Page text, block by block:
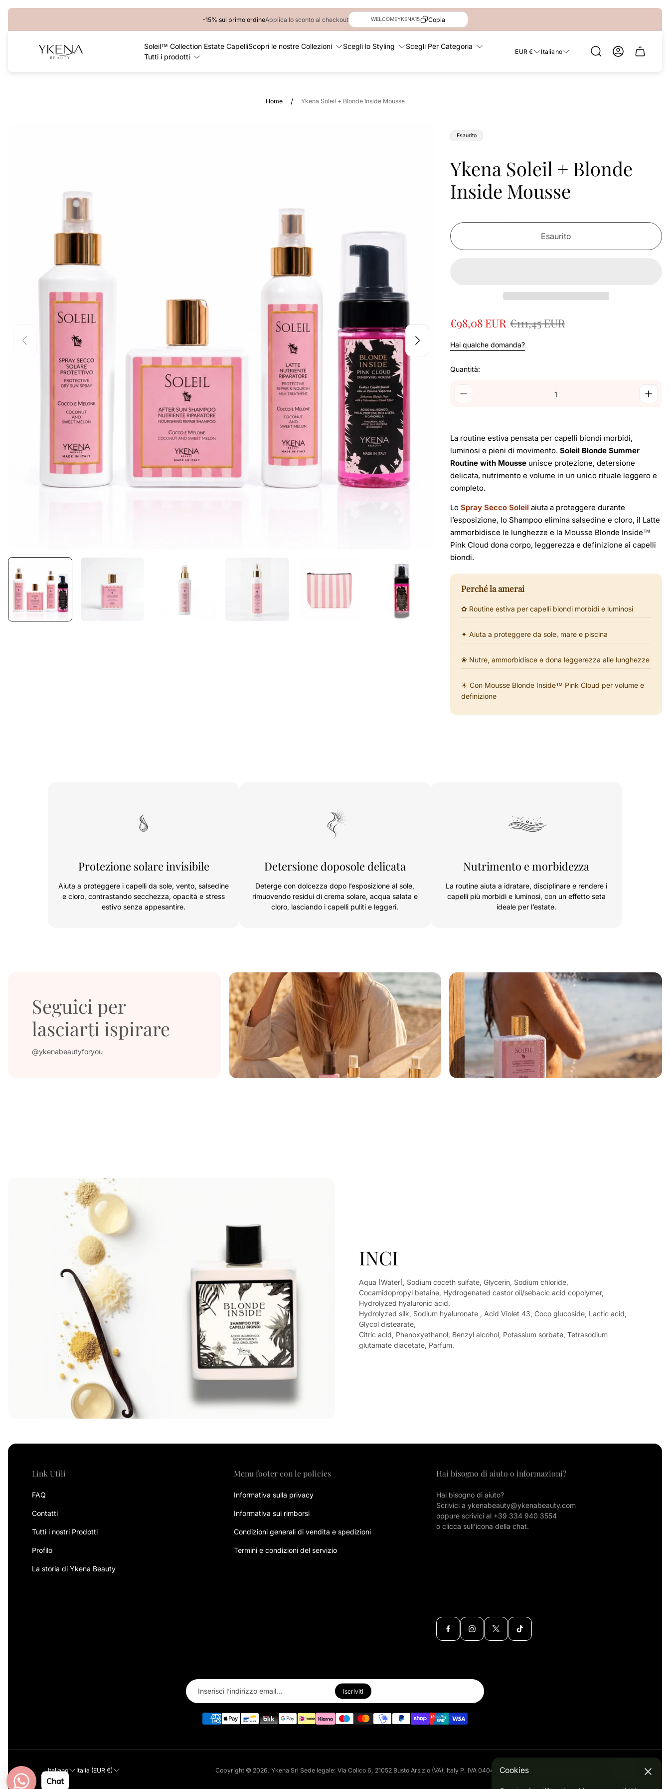
-15% sul primo ordineApplica lo sconto al checkout WELCOMEYKENA15 Copia
Logo
negozio"
Soleil™ Collection Estate CapelliScopri le nostre Collezioni Scegli lo Styling
Scegli Per Categoria
Tutti i prodotti
EUR € Italiano
Cassetto
Cookies
Home / Ykena Soleil + Blonde Inside Mousse
Etichetta
Esaurito
Ykena Soleil + Blonde
Inside Mousse
Esaurito
P
e
z
e
n
d
i
t
€98,08 EUR P
e
m
a
l
e
€111,45 EUR
Hai qualche domanda?
Quantità:
La routine estiva pensata per capelli biondi morbidi,
luminosi e pieni di movimento. Soleil Blonde Summer
Routine with Mousseunisce protezione, detersione
delicata, nutrimento e volume in un unico rituale leggero e
completo.
Lo Spray Secco Soleilaiuta a proteggere durante
l’esposizione, lo Shampoo elimina salsedine e cloro, il Latte
ammorbidisce le lunghezze e la Mousse Blonde Inside™
Pink Cloud dona corpo, leggerezza e definizione ai capelli
biondi.
Perché la amerai
✿ Routine estiva per capelli biondi morbidi e luminosi
✦ Aiuta a proteggere da sole, mare e piscina
❀ Nutre, ammorbidisce e dona leggerezza alle lunghezze
☀ Con Mousse Blonde Inside™ Pink Cloud per volume e
definizione
Protezione solare invisibile
Aiuta a proteggere i capelli da sole, vento, salsedine
e cloro, contrastando secchezza, opacità e stress
estivo senza appesantire.
Detersione doposole delicata
Deterge con dolcezza dopo l’esposizione al sole,
rimuovendo residui di crema solare, acqua salata e
cloro, lasciando i capelli puliti e leggeri.
Nutrimento e morbidezza
La routine aiuta a idratare, disciplinare e rendere i
capelli più morbidi e luminosi, con un effetto seta
ideale per l’estate.
Seguici per
lasciarti ispirare
@ykenabeautyforyou
INCI
Aqua [Water], Sodium coceth sulfate, Glycerin, Sodium chloride,
Cocamidopropyl betaine, Hydrogenated castor oil/sebacic acid copolymer,
Hydrolyzed hyaluronic acid,
Hydrolyzed silk, Sodium hyaluronate , Acid Violet 43, Coco glucoside, Lactic acid,
Glycol distearate,
Citric acid, Phenoxyethanol, Benzyl alcohol, Potassium sorbate, Tetrasodium
glutamate diacetate, Parfum.
Link Utili
FAQ
Contatti
Tutti i nostri Prodotti
Profilo
La storia di Ykena Beauty
Menu footer con le policies
Informativa sulla privacy
Informativa sui rimborsi
Condizioni generali di vendita e spedizioni
Termini e condizioni del servizio
Hai bisogno di aiuto o informazioni?
Hai bisogno di aiuto?
Scrivici a ykenabeauty@ykenabeauty.com
oppure scrivici al +39 334 940 3554
o clicca sull’icona della chat.
Inserisci
l’indirizzo
email…
Iscriviti
Italiano Italia (EUR €) Copyright © 2026. Ykena Srl Sede legale: Via Colico 6, 21052 Busto Arsizio (VA), Italy P. IVA 04045550128 Designed by Go Visionary srl
Chat